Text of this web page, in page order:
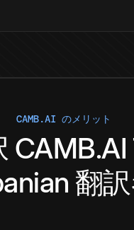
CAMB.AI のメリット
CAMB.AI
翻